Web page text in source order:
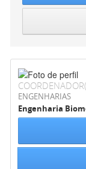
ENGENHARIAS
Engenharia